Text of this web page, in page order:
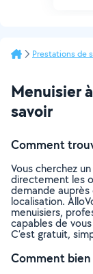
Prestations de
Menuisier
savoir
Comment
Vous cherchez
directement les
demande
localisation.
menuisiers,
capables de
C’est gratuit,
Comment bien